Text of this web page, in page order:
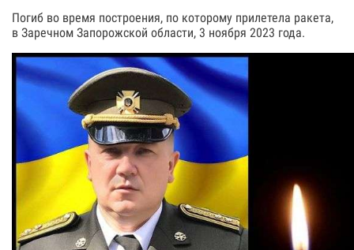
Погиб во время построения, по которому прилетела ракета,
в Заречном Запорожской области, 3 ноября 2023 года.